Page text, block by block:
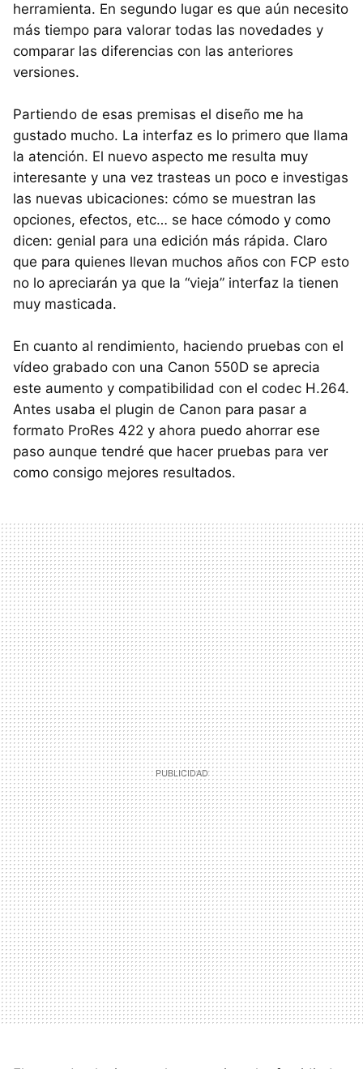
herramienta. En segundo lugar es que aún necesito
más tiempo para valorar todas las novedades y
comparar las diferencias con las anteriores
versiones.
Partiendo de esas premisas el diseño me ha
gustado mucho. La interfaz es lo primero que llama
la atención. El nuevo aspecto me resulta muy
interesante y una vez trasteas un poco e investigas
las nuevas ubicaciones: cómo se muestran las
opciones, efectos, etc… se hace cómodo y como
dicen: genial para una edición más rápida. Claro
que para quienes llevan muchos años con FCP esto
no lo apreciarán ya que la “vieja” interfaz la tienen
muy masticada.
En cuanto al rendimiento, haciendo pruebas con el
vídeo grabado con una Canon 550D se aprecia
este aumento y compatibilidad con el codec H.264.
Antes usaba el plugin de Canon para pasar a
formato ProRes 422 y ahora puedo ahorrar ese
paso aunque tendré que hacer pruebas para ver
como consigo mejores resultados.